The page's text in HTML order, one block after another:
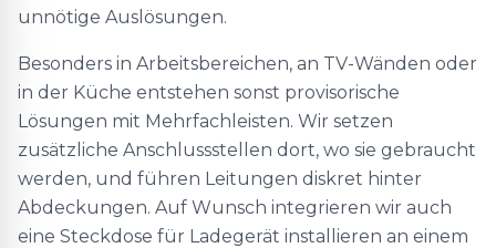
unnötige Auslösungen.
Besonders in Arbeitsbereichen, an TV-Wänden oder
in der Küche entstehen sonst provisorische
Lösungen mit Mehrfachleisten. Wir setzen
zusätzliche Anschlussstellen dort, wo sie gebraucht
werden, und führen Leitungen diskret hinter
Abdeckungen. Auf Wunsch integrieren wir auch
eine Steckdose für Ladegerät installieren an einem